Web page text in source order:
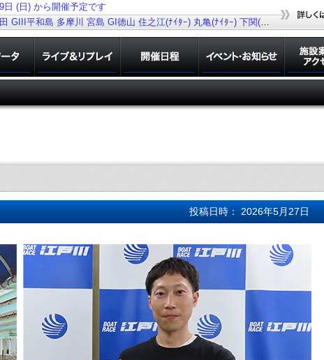
日 (日) から開催予定です
GIII平和島 多摩川 宮島 GI徳山 住之江(ﾅｲﾀｰ) 丸亀(ﾅｲﾀｰ) 下関(ﾅｲﾀｰ) 若松(ﾅｲﾀｰ)
投稿日時： 2026年5月27日